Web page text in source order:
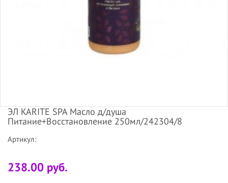
ЭЛ KARITE SPA Масло д/душа
Питание+Восстановление 250мл/242304/8
Артикул:
238.00 руб.